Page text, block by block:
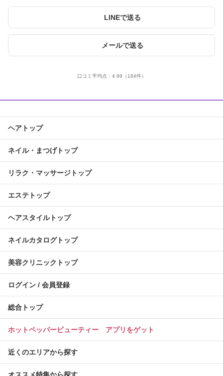
LINEで送る
メールで送る
口コミ平均点： 4.99 （184件）
ヘアトップ
ネイル・まつげトップ
リラク・マッサージトップ
エステトップ
ヘアスタイルトップ
ネイルカタログトップ
美容クリニックトップ
ログイン / 会員登録
総合トップ
ホットペッパービューティー アプリをゲット
近くのエリアから探す